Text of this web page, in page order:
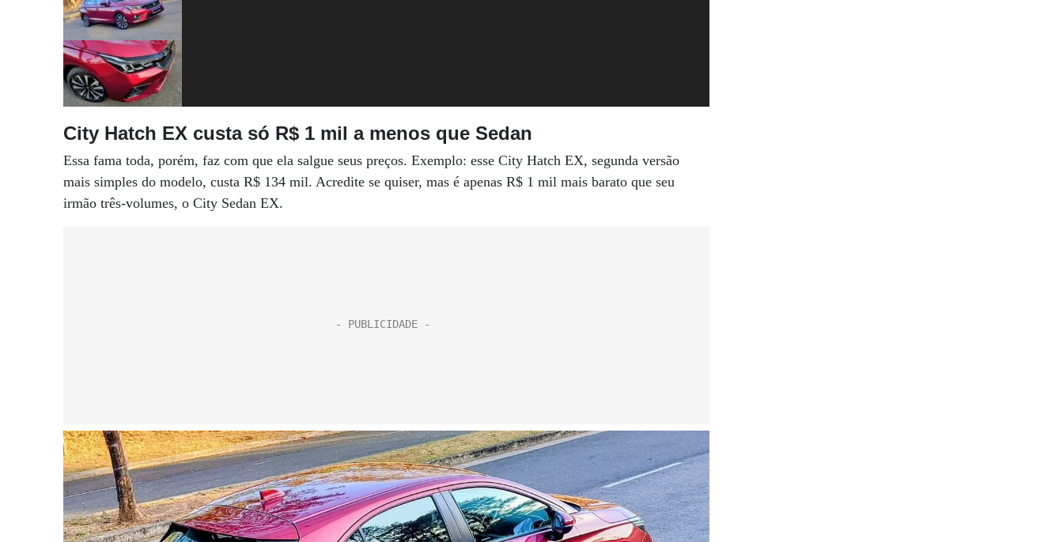
City Hatch EX custa só R$ 1 mil a menos que Sedan
Essa fama toda, porém, faz com que ela salgue seus preços. Exemplo: esse City Hatch EX, segunda versão
mais simples do modelo, custa R$ 134 mil. Acredite se quiser, mas é apenas R$ 1 mil mais barato que seu
irmão três-volumes, o City Sedan EX.